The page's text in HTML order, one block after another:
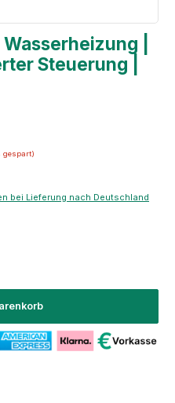
|
Steuerung |
gespart)
bei Lieferung nach Deutschland